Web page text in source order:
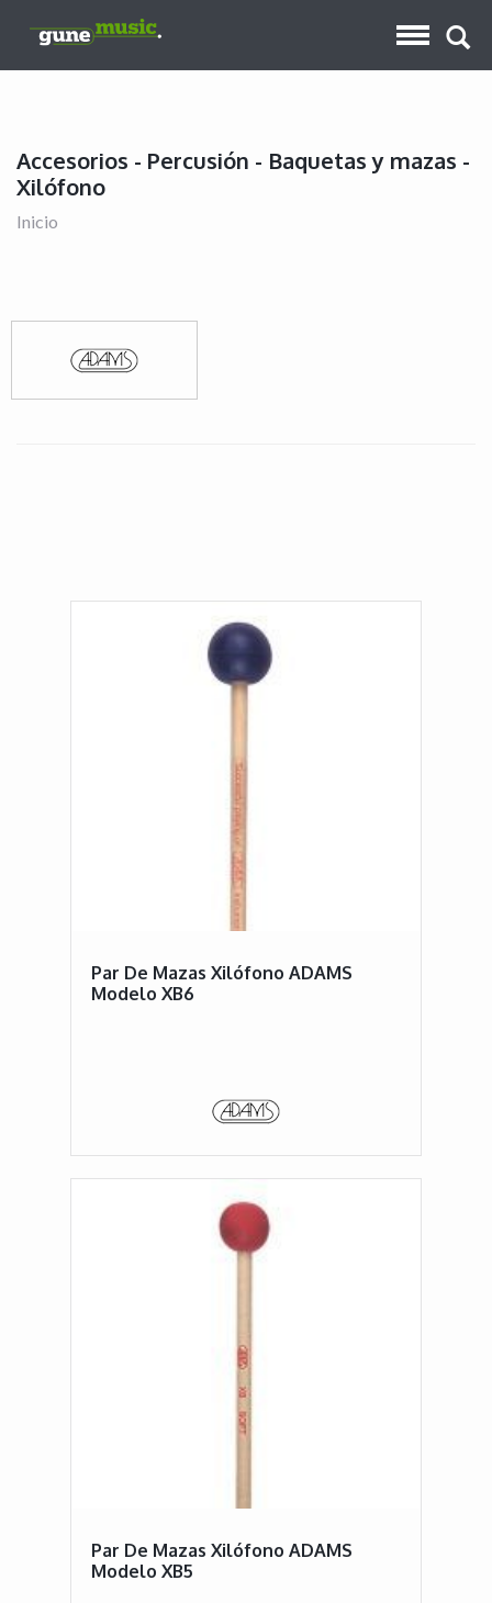
Accesorios - Percusión - Baquetas y mazas -
Xilófono
Inicio
Par De Mazas Xilófono ADAMS
Modelo XB6
Par De Mazas Xilófono ADAMS
Modelo XB5